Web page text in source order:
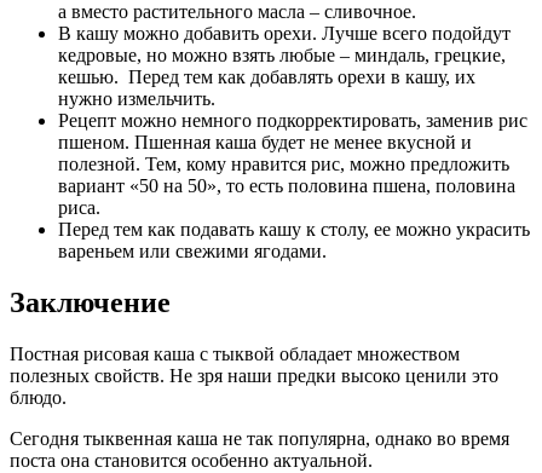
а вместо растительного масла – сливочное.
В кашу можно добавить орехи. Лучше всего подойдут
кедровые, но можно взять любые – миндаль, грецкие,
кешью. Перед тем как добавлять орехи в кашу, их
нужно измельчить.
Рецепт можно немного подкорректировать, заменив рис
пшеном. Пшенная каша будет не менее вкусной и
полезной. Тем, кому нравится рис, можно предложить
вариант «50 на 50», то есть половина пшена, половина
риса.
Перед тем как подавать кашу к столу, ее можно украсить
вареньем или свежими ягодами.
Заключение
Постная рисовая каша с тыквой обладает множеством
полезных свойств. Не зря наши предки высоко ценили это
блюдо.
Сегодня тыквенная каша не так популярна, однако во время
поста она становится особенно актуальной.